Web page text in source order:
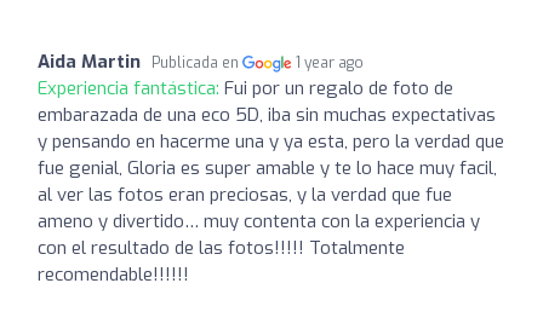
Aida Martin Publicada en 1 year ago
Experiencia fantástica: Fui por un regalo de foto de
embarazada de una eco 5D, iba sin muchas expectativas
y pensando en hacerme una y ya esta, pero la verdad que
fue genial, Gloria es super amable y te lo hace muy facil,
al ver las fotos eran preciosas, y la verdad que fue
ameno y divertido… muy contenta con la experiencia y
con el resultado de las fotos!!!!! Totalmente
recomendable!!!!!!